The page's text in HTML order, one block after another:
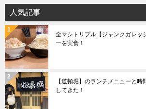
人気記事
全マシトリプル【ジャンクガレッ
ーを実食！
【道頓堀】のランチメニューと時
してきた！